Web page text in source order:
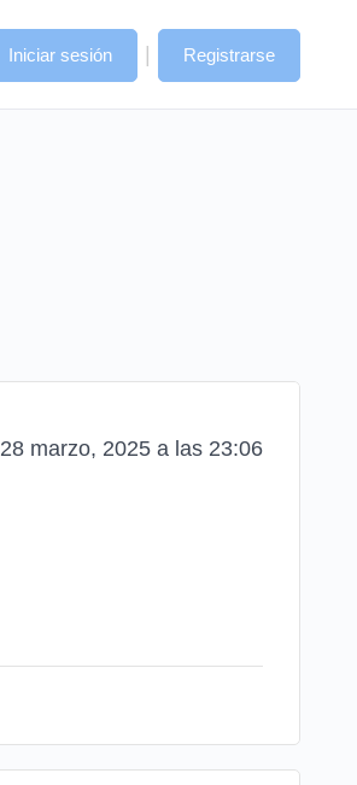
Iniciar sesión | Registrarse
28 marzo, 2025 a las 23:06